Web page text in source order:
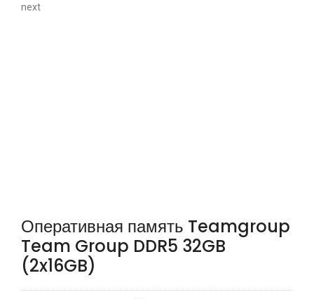
next
Оперативная память Teamgroup
Team Group DDR5 32GB
(2x16GB)